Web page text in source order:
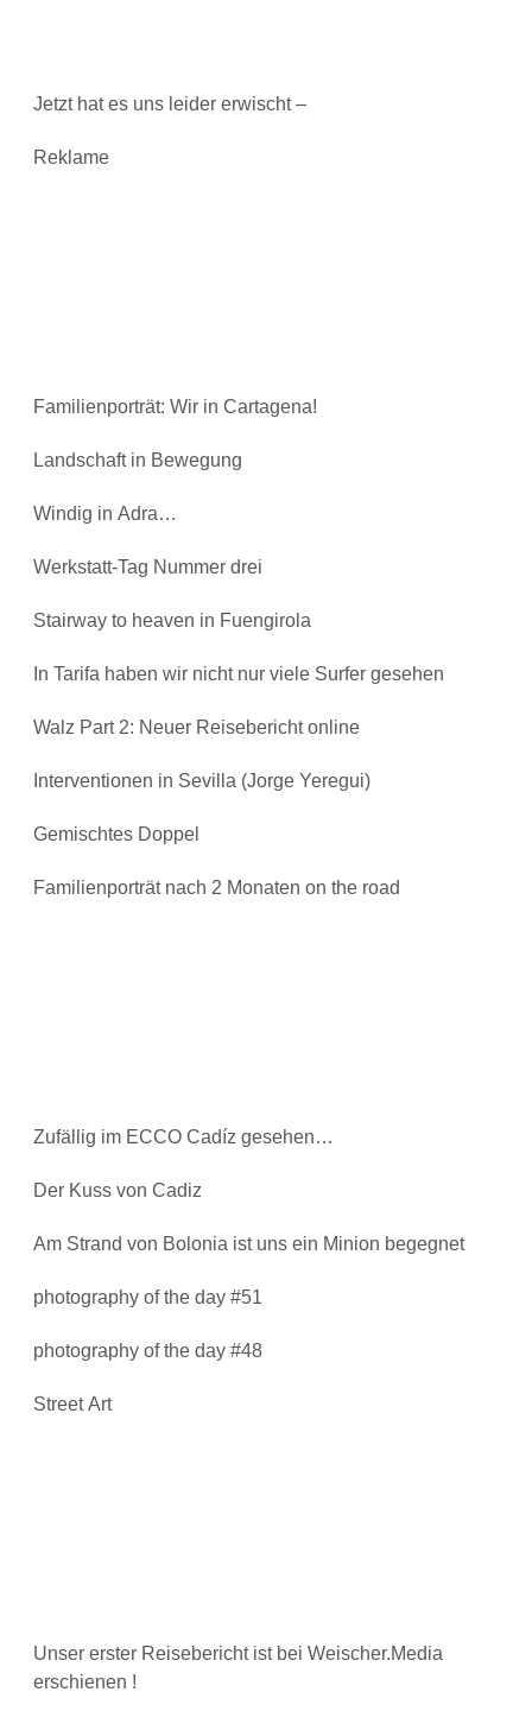
Jetzt hat es uns leider erwischt –
Reklame
Familienporträt: Wir in Cartagena!
Landschaft in Bewegung
Windig in Adra…
Werkstatt-Tag Nummer drei
Stairway to heaven in Fuengirola
In Tarifa haben wir nicht nur viele Surfer gesehen
Walz Part 2: Neuer Reisebericht online
Interventionen in Sevilla (Jorge Yeregui)
Gemischtes Doppel
Familienporträt nach 2 Monaten on the road
Zufällig im ECCO Cadíz gesehen…
Der Kuss von Cadiz
Am Strand von Bolonia ist uns ein Minion begegnet
photography of the day #51
photography of the day #48
Street Art
Unser erster Reisebericht ist bei Weischer.Media
erschienen !